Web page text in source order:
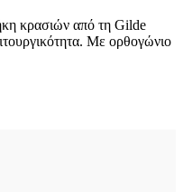
κρασιών από τη Gilde
Με ορθογώνιο